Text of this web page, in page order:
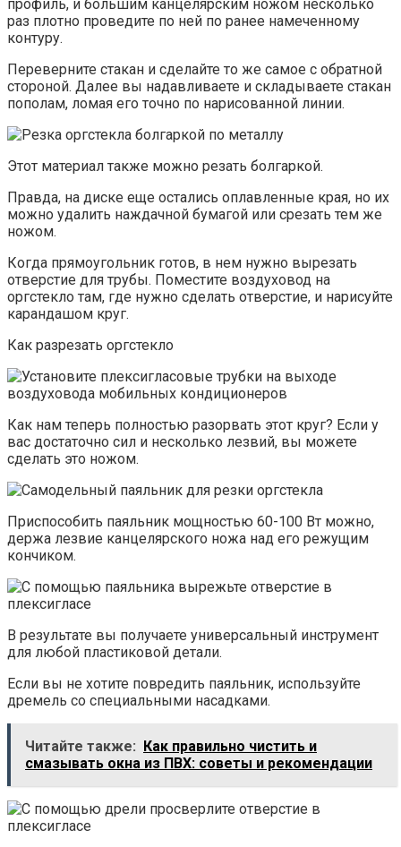
профиль, и большим канцелярским ножом несколько
раз плотно проведите по ней по ранее намеченному
контуру.
Переверните стакан и сделайте то же самое с обратной
стороной. Далее вы надавливаете и складываете стакан
пополам, ломая его точно по нарисованной линии.
Этот материал также можно резать болгаркой.
Правда, на диске еще остались оплавленные края, но их
можно удалить наждачной бумагой или срезать тем же
ножом.
Когда прямоугольник готов, в нем нужно вырезать
отверстие для трубы. Поместите воздуховод на
оргстекло там, где нужно сделать отверстие, и нарисуйте
карандашом круг.
Как разрезать оргстекло
Как нам теперь полностью разорвать этот круг? Если у
вас достаточно сил и несколько лезвий, вы можете
сделать это ножом.
Приспособить паяльник мощностью 60-100 Вт можно,
держа лезвие канцелярского ножа над его режущим
кончиком.
В результате вы получаете универсальный инструмент
для любой пластиковой детали.
Если вы не хотите повредить паяльник, используйте
дремель со специальными насадками.
Читайте также: Как правильно чистить и
смазывать окна из ПВХ: советы и рекомендации